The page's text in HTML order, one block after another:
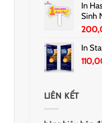
In
Sinh
In
LIÊN KẾT